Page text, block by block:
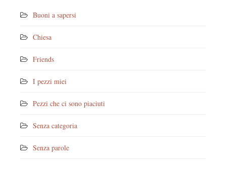
Buoni a sapersi
Chiesa
Friends
I pezzi miei
Pezzi che ci sono piaciuti
Senza categoria
Senza parole